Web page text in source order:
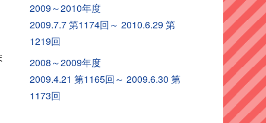
イ
ブ
2009～2010年度
2009.7.7 第1174回～ 2010.6.29 第
1219回
2008～2009年度
2009.4.21 第1165回～ 2009.6.30 第
1173回